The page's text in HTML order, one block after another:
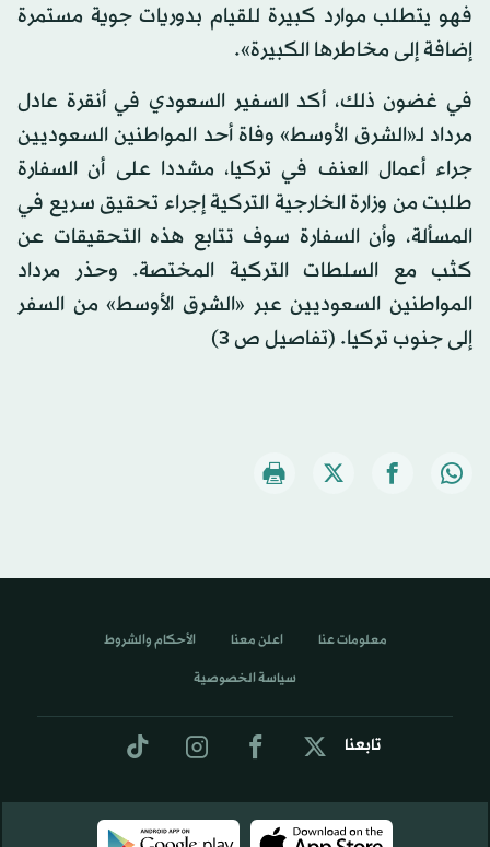
فهو يتطلب موارد كبيرة للقيام بدوريات جوية مستمرة
إضافة إلى مخاطرها الكبيرة».
في غضون ذلك، أكد السفير السعودي في أنقرة عادل
مرداد لـ«الشرق الأوسط» وفاة أحد المواطنين السعوديين
جراء أعمال العنف في تركيا، مشددا على أن السفارة
طلبت من وزارة الخارجية التركية إجراء تحقيق سريع في
المسألة، وأن السفارة سوف تتابع هذه التحقيقات عن
كثب مع السلطات التركية المختصة. وحذر مرداد
المواطنين السعوديين عبر «الشرق الأوسط» من السفر
إلى جنوب تركيا. (تفاصيل ص 3)
تابعنا
معلومات عنا اعلن معنا الأحكام والشروط
سياسة الخصوصية